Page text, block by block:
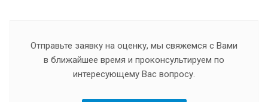
Отправьте заявку на оценку, мы свяжемся с Вами
в ближайшее время и проконсультируем по
интересующему Вас вопросу.